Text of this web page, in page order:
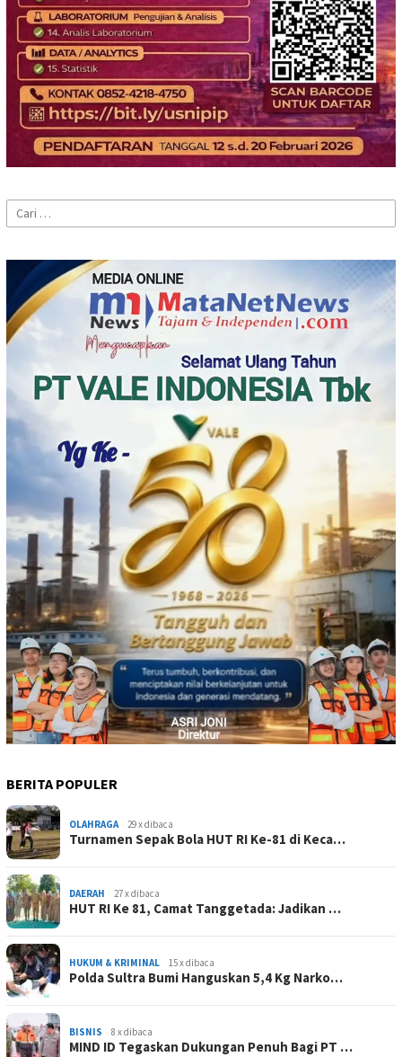
Cari
untuk:
BERITA POPULER
OLAHRAGA 29 x dibaca
Turnamen Sepak Bola HUT RI Ke-81 di Keca…
DAERAH 27 x dibaca
HUT RI Ke 81, Camat Tanggetada: Jadikan …
HUKUM & KRIMINAL 15 x dibaca
Polda Sultra Bumi Hanguskan 5,4 Kg Narko…
BISNIS 8 x dibaca
MIND ID Tegaskan Dukungan Penuh Bagi PT …